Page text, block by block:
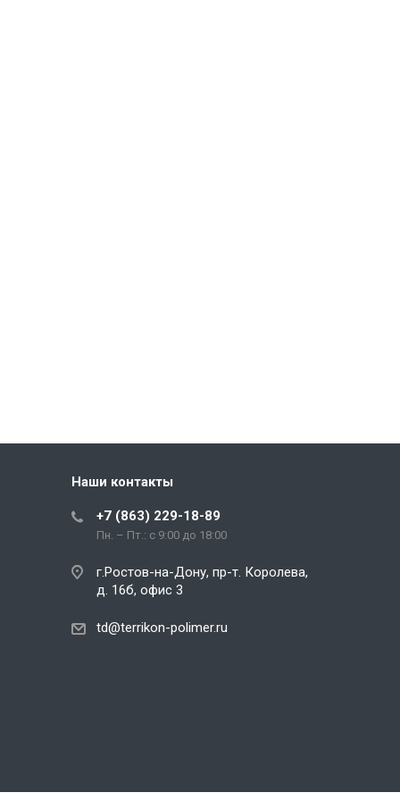
Наши контакты
+7 (863) 229-18-89
Пн. – Пт.: с 9:00 до 18:00
г.Ростов-на-Дону, пр-т. Королева,
д. 16б, офис 3
td@terrikon-polimer.ru